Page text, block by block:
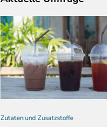
Zutaten und Zusatzstoffe